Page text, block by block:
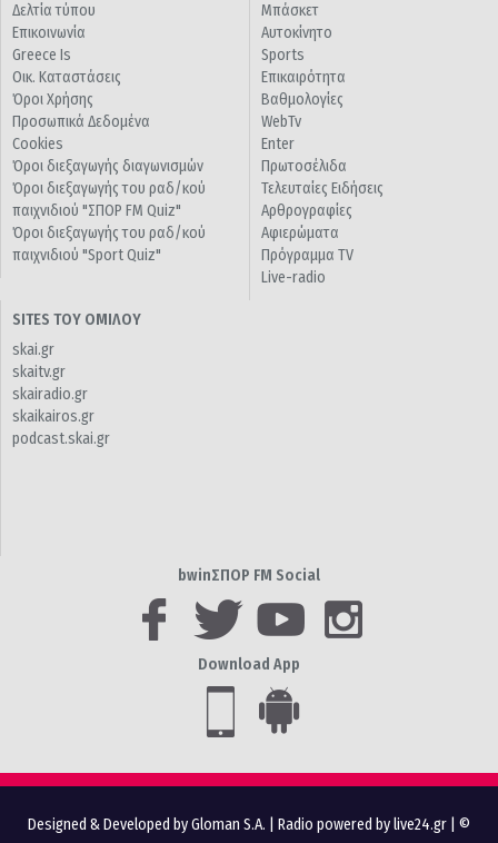
Δελτία τύπου
Επικοινωνία
Greece Is
Οικ. Καταστάσεις
Όροι Χρήσης
Προσωπικά Δεδομένα
Cookies
Όροι διεξαγωγής διαγωνισμών
Όροι διεξαγωγής του ραδ/κού
παιχνιδιού "ΣΠΟΡ FM Quiz"
Όροι διεξαγωγής του ραδ/κού
παιχνιδιού "Sport Quiz"
Μπάσκετ
Αυτοκίνητο
Sports
Επικαιρότητα
Βαθμολογίες
WebTv
Enter
Πρωτοσέλιδα
Τελευταίες Ειδήσεις
Αρθρογραφίες
Αφιερώματα
Πρόγραμμα TV
Live-radio
SITES ΤΟΥ ΟΜΙΛΟΥ
skai.gr
skaitv.gr
skairadio.gr
skaikairos.gr
podcast.skai.gr
bwinΣΠΟΡ FM Social
Download App
Designed & Developed by Gloman S.A. Radio powered by live24.gr | ©